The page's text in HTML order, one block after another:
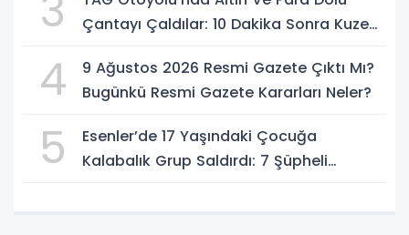
Çantayı Çaldılar: 10 Dakika Sonra Kuzeni
4
9 Ağustos 2026 Resmi Gazete Çıktı Mı?
Bugünkü Resmi Gazete Kararları Neler?
5
Esenler’de 17 Yaşındaki Çocuğa
Kalabalık Grup Saldırdı: 7 Şüpheli